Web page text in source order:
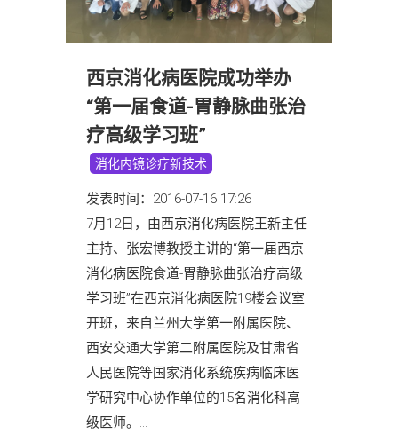
西京消化病医院成功举办
“第一届食道-胃静脉曲张治
疗高级学习班”
消化内镜诊疗新技术
发表时间：2016-07-16 17:26
7月12日，由西京消化病医院王新主任
主持、张宏博教授主讲的“第一届西京
消化病医院食道-胃静脉曲张治疗高级
学习班”在西京消化病医院19楼会议室
开班，来自兰州大学第一附属医院、
西安交通大学第二附属医院及甘肃省
人民医院等国家消化系统疾病临床医
学研究中心协作单位的15名消化科高
级医师。...